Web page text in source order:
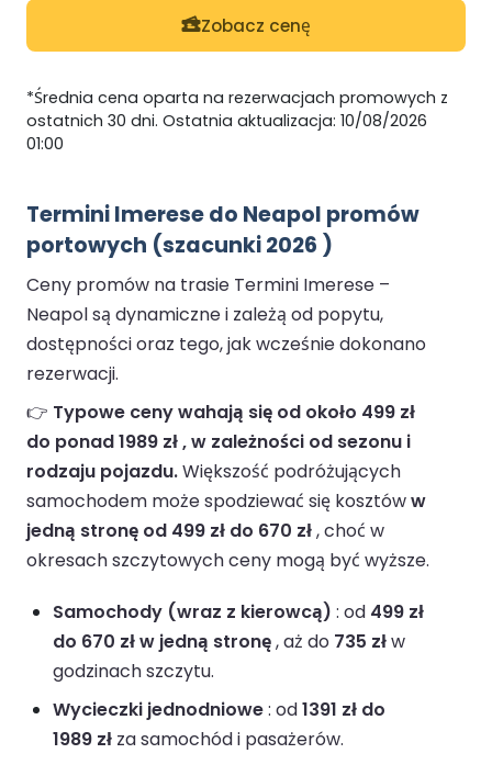
Zobacz cenę
*Średnia cena oparta na rezerwacjach promowych z
ostatnich 30 dni. Ostatnia aktualizacja: 10/08/2026
01:00
Termini Imerese do Neapol promów
portowych (szacunki 2026 )
Ceny promów na trasie Termini Imerese –
Neapol są dynamiczne i zależą od popytu,
dostępności oraz tego, jak wcześnie dokonano
rezerwacji.
👉 Typowe ceny wahają się od około 499 zł
do ponad 1989 zł , w zależności od sezonu i
rodzaju pojazdu.Większość podróżujących
samochodem może spodziewać się kosztóww
jedną stronę od 499 zł do 670 zł, choć w
okresach szczytowych ceny mogą być wyższe.
Samochody (wraz z kierowcą) : od 499 zł
do 670 zł w jedną stronę, aż do 735 złw
godzinach szczytu.
Wycieczki jednodniowe: od1391 zł do
1989 zł za samochód i pasażerów.